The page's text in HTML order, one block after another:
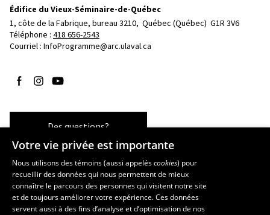
Édifice du Vieux-Séminaire-de-Québec
1, côte de la Fabrique, bureau 3210, Québec (Québec)  G1R 3V6
Téléphone : 418 656-2543
Courriel : InfoProgramme@arc.ulaval.ca
Suivez-nous sur Facebook
Suivez-nous sur Instagram
Suivez-nous sur YouTube
Des questions?
Les écoles et la recherche
École d’art
École supérieure d’aménagement du territoire et de développement
Votre vie privée est importante
Nous utilisons des témoins (aussi appeléscookies) pour
recueillir des données qui nous permettent de mieux
connaître le parcours des personnes qui visitent notre site
et de toujours améliorer votre expérience. Ces données
servent aussi à des fins d’analyse et d’optimisation de nos